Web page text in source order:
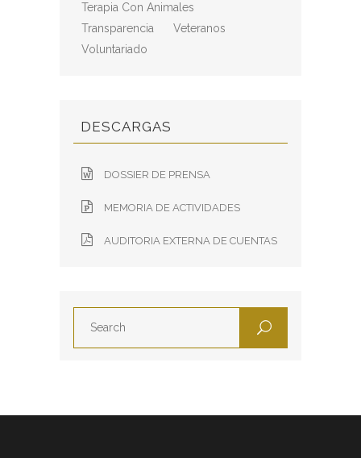
Terapia Con Animales
Transparencia
Veteranos
Voluntariado
DESCARGAS
DOSSIER DE PRENSA
MEMORIA DE ACTIVIDADES
AUDITORIA EXTERNA DE CUENTAS